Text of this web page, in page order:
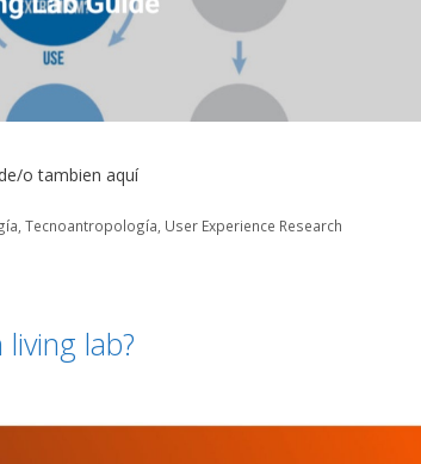
o tambien aquí
,Tecnoantropología, User Experience Research
lab?